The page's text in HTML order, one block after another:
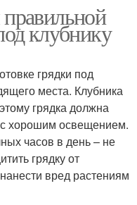
клубнику
грядки под
места. Клубника
грядка должна
хорошим освещением.
часов в день – не
грядку от
вред растениям